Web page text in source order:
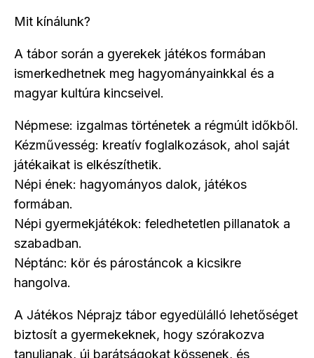
Mit kínálunk?
A tábor során a gyerekek játékos formában
ismerkedhetnek meg hagyományainkkal és a
magyar kultúra kincseivel.
Népmese: izgalmas történetek a régmúlt időkből.
Kézművesség: kreatív foglalkozások, ahol saját
játékaikat is elkészíthetik.
Népi ének: hagyományos dalok, játékos
formában.
Népi gyermekjátékok: feledhetetlen pillanatok a
szabadban.
Néptánc: kör és párostáncok a kicsikre
hangolva.
A Játékos Néprajz tábor egyedülálló lehetőséget
biztosít a gyermekeknek, hogy szórakozva
tanuljanak, új barátságokat kössenek, és